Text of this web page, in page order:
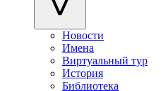
Новости
Имена
Виртуальный тур
История
Библиотека